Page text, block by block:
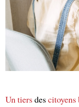
Un tiersdes